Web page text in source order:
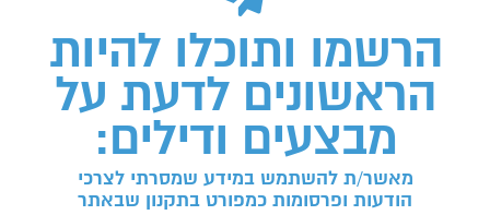
הרשמו ותוכלו להיות
הראשונים לדעת על
מבצעים ודילים:
מאשר/ת להשתמש במידע שמסרתי לצרכי
הודעות ופרסומות כמפורט בתקנון שבאתר